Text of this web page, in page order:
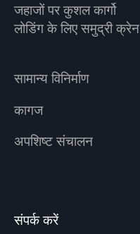
जहाजों पर कुशल कार्गो
लोडिंग के लिए समुद्री क्रेन
सामान्य विनिर्माण
कागज
अपशिष्ट संचालन
संपर्क करें